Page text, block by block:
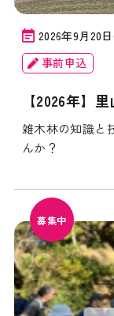
2026年9月20
事前申込
【2026年】
雑木林の知識と
んか？
募集中